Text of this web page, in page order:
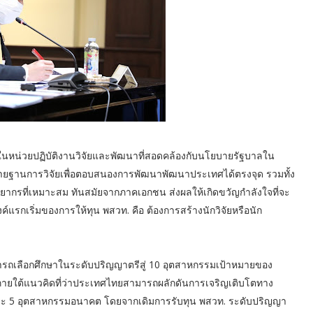
นหน่วยปฏิบัติงานวิจัยและพัฒนาที่สอดคล้องกับนโยบายรัฐบาลใน
านการวิจัยเพื่อตอบสนองการพัฒนาพัฒนาประเทศได้ตรงจุด รวมทั้ง
รที่เหมาะสม ทันสมัยจากภาคเอกชน ส่งผลให้เกิดขวัญกำลังใจที่จะ
รกเริ่มของการให้ทุน พสวท. คือ ต้องการสร้างนักวิจัยหรือนัก
เลือกศึกษาในระดับปริญญาตรีสู่ 10 อุตสาหกรรมเป้าหมายของ
ใต้แนวคิดที่ว่าประเทศไทยสามารถผลักดันการเจริญเติบโตทาง
5 อุตสาหกรรมอนาคต โดยจากเดิมการรับทุน พสวท. ระดับปริญญา